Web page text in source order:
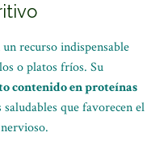
recurso indispensable
o platos fríos. Su
contenido en proteínas
que favorecen el